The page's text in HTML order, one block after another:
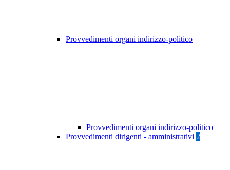
Provvedimenti organi indirizzo-politico
Provvedimenti organi indirizzo-politico
Provvedimenti dirigenti - amministrativi 2